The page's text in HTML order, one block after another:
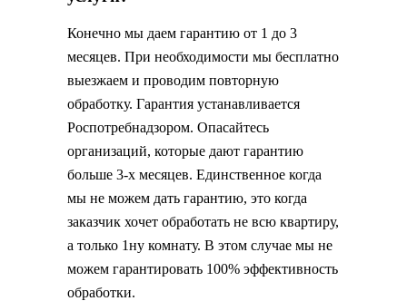
Конечно мы даем гарантию от 1 до 3
месяцев. При необходимости мы бесплатно
выезжаем и проводим повторную
обработку. Гарантия устанавливается
Роспотребнадзором. Опасайтесь
организаций, которые дают гарантию
больше 3-х месяцев. Единственное когда
мы не можем дать гарантию, это когда
заказчик хочет обработать не всю квартиру,
а только 1ну комнату. В этом случае мы не
можем гарантировать 100% эффективность
обработки.